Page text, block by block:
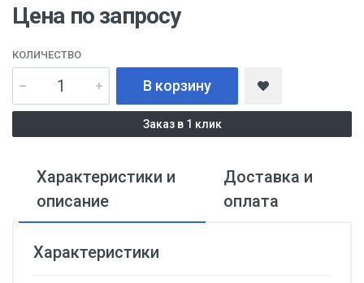
Цена по запросу
КОЛИЧЕСТВО
В корзину
Заказ в 1 клик
Характеристики и
описание
Доставка и
оплата
Характеристики